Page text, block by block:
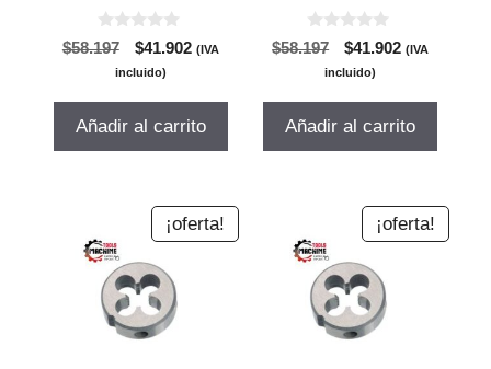
0
d
$58.197
El
precio
era:
$41.902El
es:
(IVA
incluido)
Añadir al carrito
0
d
$58.197
El
precio
era:
$41.902El
es:
(IVA
incluido)
Añadir al carrito
¡oferta! ¡oferta!